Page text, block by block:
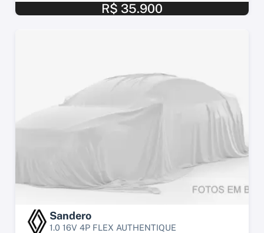
R$ 35.900
Sandero
1.0 16V 4P FLEX AUTHENTIQUE